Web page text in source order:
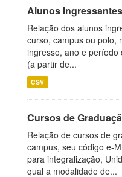
Alunos
Relação dos alunos
curso, campus ou polo,
ingresso, ano e período
(a partir de...
CSV
Cursos de
Relação de cursos de
campus, seu código e-
para integralização,
qual a modalidade de...